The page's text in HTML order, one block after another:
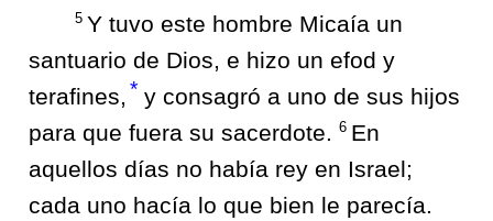
5 Y tuvo este hombre Micaía un
santuario de Dios, e hizo un efod y
terafines, * y consagró a uno de sus hijos
para que fuera su sacerdote. 6 En
aquellos días no había rey en Israel;
cada uno hacía lo que bien le parecía.